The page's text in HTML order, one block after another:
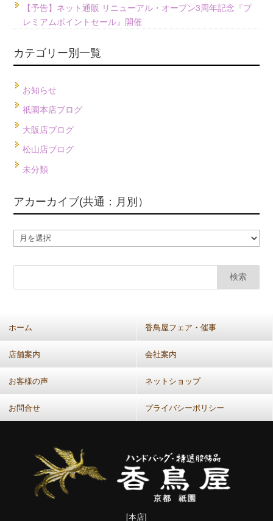
【予告】ネット通販 リニューアル・オープン3周年記念『プ
レミアムポイントセール』開催
カテゴリー別一覧
お知らせ
祇園本店ブログ
大阪店ブログ
松山店ブログ
未分類
アカーカイブ(共通：月別）
ア
カ
ー
イ
通：
月
別）
ホーム 香鳥屋フェア・催事
店舗案内 会社案内
お客様の声 ネットショップ
お問合せ プライバシーポリシー
[本店]